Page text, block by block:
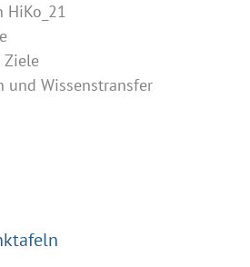
Ziele
und Wissenstransfer